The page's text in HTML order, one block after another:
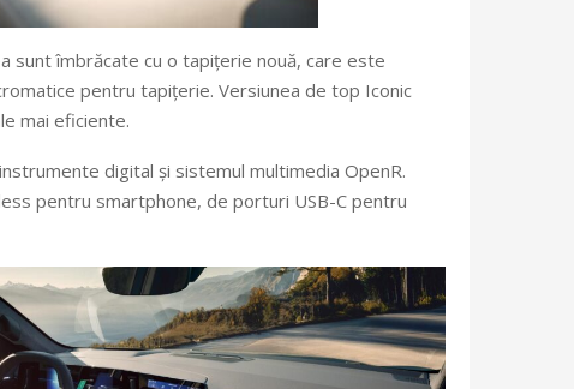
sunt îmbrăcate cu o tapițerie nouă, care este
pentru tapițerie. Versiunea de top Iconic
mai eficiente.
digital și sistemul multimedia OpenR.
pentru smartphone, de porturi USB-C pentru